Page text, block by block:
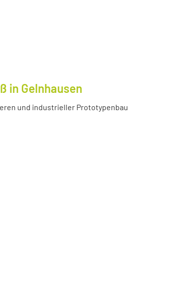
in Gelnhausen
und industrieller Prototypenbau